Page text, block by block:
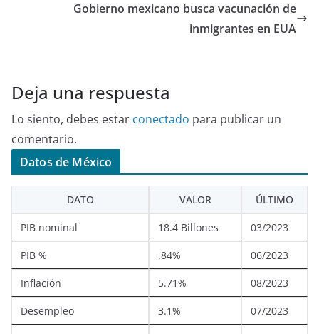
Gobierno mexicano busca vacunación de
inmigrantes en EUA
Deja una respuesta
Lo siento, debes estar conectado para publicar un
comentario.
Datos de México
DATO VALOR ÚLTIMO
PIB nominal 18.4 Billones 03/2023
PIB % .84% 06/2023
Inflación 5.71% 08/2023
Desempleo 3.1% 07/2023